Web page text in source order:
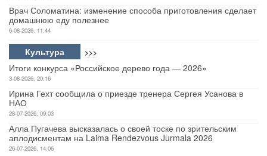
Врач Соломатина: изменение способа приготовления сделает
домашнюю еду полезнее
6-08-2026, 11:44
Культура >>>
Итоги конкурса «Российское дерево года — 2026»
3-08-2026, 20:16
Ирина Гехт сообщила о приезде тренера Сергея Усанова в
НАО
28-07-2026, 09:03
Алла Пугачева высказалась о своей тоске по зрительским
аплодисментам на Laima Rendezvous Jurmala 2026
26-07-2026, 14:06